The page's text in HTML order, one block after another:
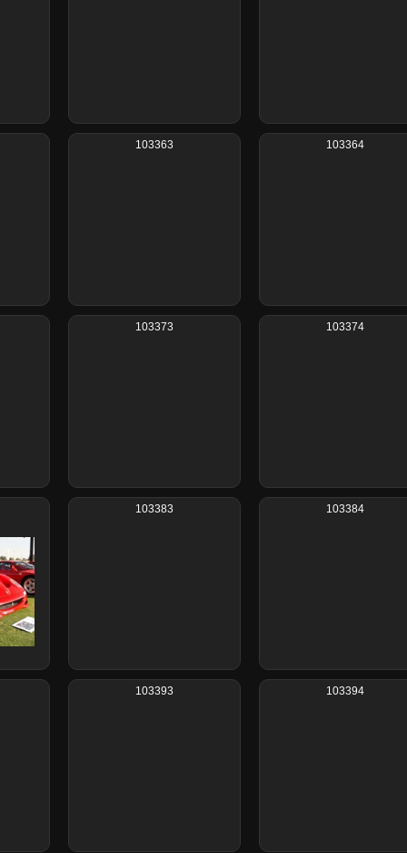
103363 103364
103373 103374
103383 103384
103393 103394